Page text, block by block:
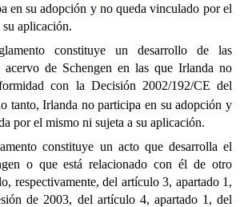
en su adopción y no queda vinculado por el
aplicación.
constituye un desarrollo de las
acervo de Schengen en las que Irlanda no
con la Decisión 2002/192/CE del
tanto, Irlanda no participa en su adopción y
por el mismo ni sujeta a su aplicación.
constituye un acto que desarrolla el
o que está relacionado con él de otro
respectivamente, del artículo 3, apartado 1,
de 2003, del artículo 4, apartado 1, del